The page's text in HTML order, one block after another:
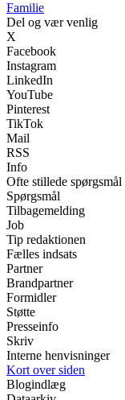
Familie
Del og vær venlig
X
Facebook
Instagram
LinkedIn
YouTube
Pinterest
TikTok
Mail
RSS
Info
Ofte stillede spørgsmål
Spørgsmål
Tilbagemelding
Job
Tip redaktionen
Fælles indsats
Partner
Brandpartner
Formidler
Støtte
Presseinfo
Skriv
Interne henvisninger
Kort over siden
Blogindlæg